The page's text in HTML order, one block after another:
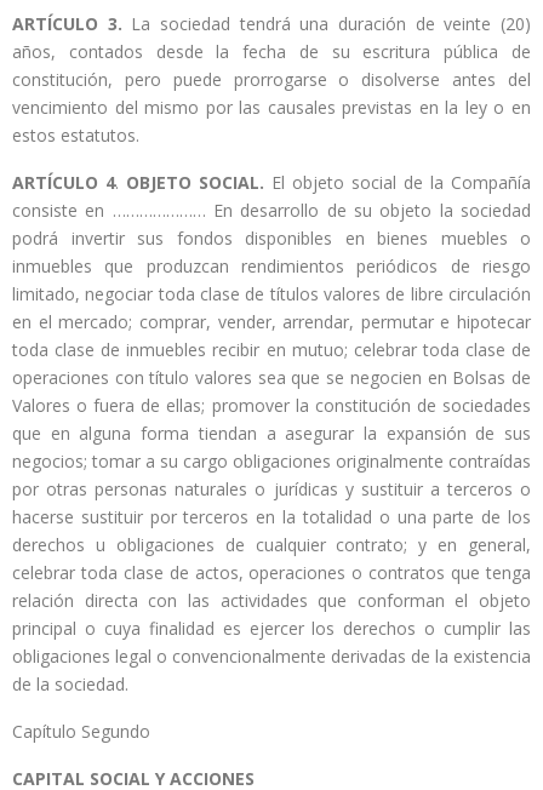
ARTÍCULO 3. La sociedad tendrá una duración de veinte (20)
años, contados desde la fecha de su escritura pública de
constitución, pero puede prorrogarse o disolverse antes del
vencimiento del mismo por las causales previstas en la ley o en
estos estatutos.
ARTÍCULO 4. OBJETO SOCIAL. El objeto social de la Compañía
consiste en ………………… En desarrollo de su objeto la sociedad
podrá invertir sus fondos disponibles en bienes muebles o
inmuebles que produzcan rendimientos periódicos de riesgo
limitado, negociar toda clase de títulos valores de libre circulación
en el mercado; comprar, vender, arrendar, permutar e hipotecar
toda clase de inmuebles recibir en mutuo; celebrar toda clase de
operaciones con título valores sea que se negocien en Bolsas de
Valores o fuera de ellas; promover la constitución de sociedades
que en alguna forma tiendan a asegurar la expansión de sus
negocios; tomar a su cargo obligaciones originalmente contraídas
por otras personas naturales o jurídicas y sustituir a terceros o
hacerse sustituir por terceros en la totalidad o una parte de los
derechos u obligaciones de cualquier contrato; y en general,
celebrar toda clase de actos, operaciones o contratos que tenga
relación directa con las actividades que conforman el objeto
principal o cuya finalidad es ejercer los derechos o cumplir las
obligaciones legal o convencionalmente derivadas de la existencia
de la sociedad.
Capítulo Segundo
CAPITAL SOCIAL Y ACCIONES